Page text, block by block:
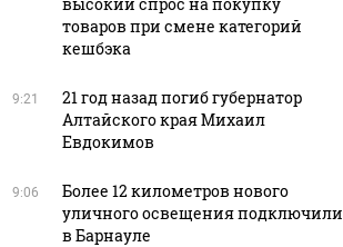
товаров при смене категорий
кешбэка
9:21
21 год назад погиб губернатор
Алтайского края Михаил
Евдокимов
9:06
Более 12 километров нового
уличного освещения подключили
в Барнауле